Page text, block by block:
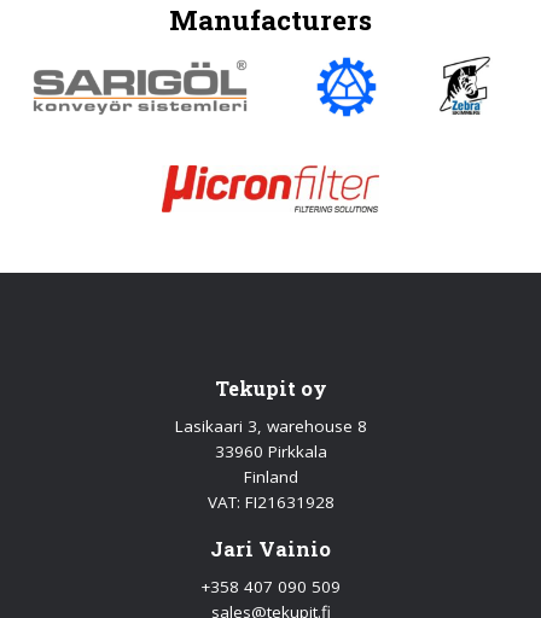
Manufacturers
Tekupit oy
Lasikaari 3, warehouse 8
33960 Pirkkala
Finland
VAT: FI21631928
Jari Vainio
+358 407 090 509
sales@tekupit.fi